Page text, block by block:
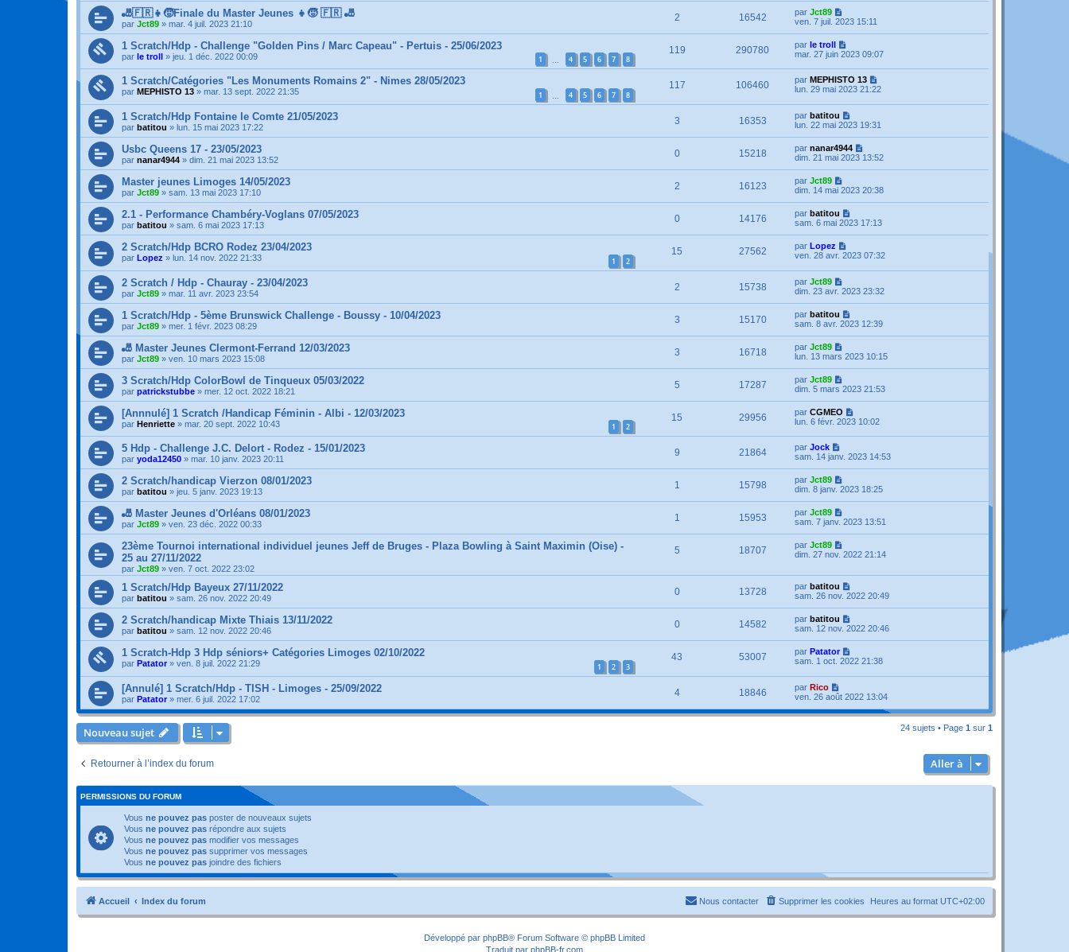
🎳🇫🇷👧🧒Finale du Master Jeunes 👧🧒 🇫🇷 🎳
par Jct89 » mar. 4 juil. 2023 21:10
2 16542 par Jct89
ven. 7 juil. 2023 15:11
1 Scratch/Hdp - Challenge "Golden Pins / Marc Capeau" - Pertuis - 25/06/2023
par le troll » jeu. 1 déc. 2022 00:09 1 4 5 6 7 8
119 290780 par le troll
mar. 27 juin 2023 09:07
1 Scratch/Catégories "Les Monuments Romains 2" - Nimes 28/05/2023
par MEPHISTO 13 » mar. 13 sept. 2022 21:35 1 4 5 6 7 8
117 106460 par MEPHISTO 13
lun. 29 mai 2023 21:22
1 Scratch/Hdp Fontaine le Comte 21/05/2023
par batitou » lun. 15 mai 2023 17:22
3 16353 par batitou
lun. 22 mai 2023 19:31
Usbc Queens 17 - 23/05/2023
par nanar4944 » dim. 21 mai 2023 13:52
0 15218 par nanar4944
dim. 21 mai 2023 13:52
Master jeunes Limoges 14/05/2023
par Jct89 » sam. 13 mai 2023 17:10
2 16123 par Jct89
dim. 14 mai 2023 20:38
2.1 - Performance Chambéry-Voglans 07/05/2023
par batitou » sam. 6 mai 2023 17:13
0 14176 par batitou
sam. 6 mai 2023 17:13
2 Scratch/Hdp BCRO Rodez 23/04/2023
par Lopez » lun. 14 nov. 2022 21:33 1 2
15 27562 par Lopez
ven. 28 avr. 2023 07:32
2 Scratch / Hdp - Chauray - 23/04/2023
par Jct89 » mar. 11 avr. 2023 23:54
2 15738 par Jct89
dim. 23 avr. 2023 23:32
1 Scratch/Hdp - 5ème Brunswick Challenge - Boussy - 10/04/2023
par Jct89 » mer. 1 févr. 2023 08:29
3 15170 par batitou
sam. 8 avr. 2023 12:39
🎳 Master Jeunes Clermont-Ferrand 12/03/2023
par Jct89 » ven. 10 mars 2023 15:08
3 16718 par Jct89
lun. 13 mars 2023 10:15
3 Scratch/Hdp ColorBowl de Tinqueux 05/03/2022
par patrickstubbe » mer. 12 oct. 2022 18:21
5 17287 par Jct89
dim. 5 mars 2023 21:53
[Annnulé] 1 Scratch /Handicap Féminin - Albi - 12/03/2023
par Henriette » mar. 20 sept. 2022 10:43 1 2
15 29956 par CGMEO
lun. 6 févr. 2023 10:02
5 Hdp - Challenge J.C. Delort - Rodez - 15/01/2023
par yoda12450 » mar. 10 janv. 2023 20:11
9 21864 par Jock
sam. 14 janv. 2023 14:53
2 Scratch/handicap Vierzon 08/01/2023
par batitou » jeu. 5 janv. 2023 19:13
1 15798 par Jct89
dim. 8 janv. 2023 18:25
🎳 Master Jeunes d'Orléans 08/01/2023
par Jct89 » ven. 23 déc. 2022 00:33
1 15953 par Jct89
sam. 7 janv. 2023 13:51
23ème Tournoi international individuel jeunes Jeff de Bruges - Plaza Bowling à Saint Maximin (Oise) -
25 au 27/11/2022
par Jct89 » ven. 7 oct. 2022 23:02
5 18707 par Jct89
dim. 27 nov. 2022 21:14
1 Scratch/Hdp Bayeux 27/11/2022
par batitou » sam. 26 nov. 2022 20:49
0 13728 par batitou
sam. 26 nov. 2022 20:49
2 Scratch/handicap Mixte Thiais 13/11/2022
par batitou » sam. 12 nov. 2022 20:46
0 14582 par batitou
sam. 12 nov. 2022 20:46
1 Scratch-Hdp 3 Hdp séniors+ Catégories Limoges 02/10/2022
par Patator » ven. 8 juil. 2022 21:29 1 2 3
43 53007 par Patator
sam. 1 oct. 2022 21:38
[Annulé] 1 Scratch/Hdp - TISH - Limoges - 25/09/2022
par Patator » mer. 6 juil. 2022 17:02
4 18846 par Rico
ven. 26 août 2022 13:04
Nouveau sujet 24 sujets • Page 1 sur 1
Retourner à l’index du forum Aller à
PERMISSIONS DU FORUM
Vous ne pouvez pas poster de nouveaux sujets
Vous ne pouvez pas répondre aux sujets
Vous ne pouvez pas modifier vos messages
Vous ne pouvez pas supprimer vos messages
Vous ne pouvez pas joindre des fichiers
Accueil Index du forum Heures au format UTC+02:00
Supprimer les cookies
Nous contacter
Développé par phpBB® Forum Software © phpBB Limited
Traduit par phpBB-fr.com